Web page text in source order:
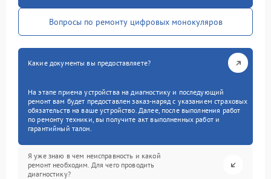
Вопросы по ремонту цифровых монокуляров
Какие документы вы предоставляете?
На этапе приема устройства на диагностику и последующий
ремонт вам будет предоставлен заказ-наряд с указанием страховых
обязательств на ваше устройство. Далее, после выполнения работ
по ремонту техники, вы получите акт выполненных работ и
гарантийный талон.
Я уже знаю в чем неисправность и какой
ремонт необходим. Для чего проводить
диагностику?